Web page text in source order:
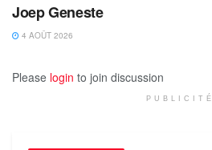
Joep Geneste
4 AOÛT 2026
Please login to join discussion
PUBLICITÉ